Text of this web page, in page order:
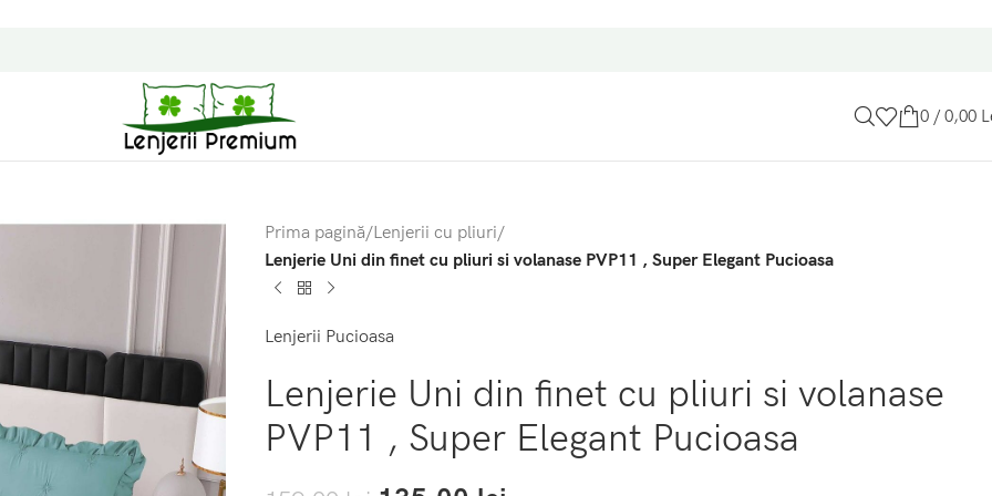
0 / 0,00
Prima pagină/Lenjerii cu pliuri/
Lenjerie Uni din finet cu pliuri si volanase PVP11 , Super Elegant Pucioasa
Lenjerii Pucioasa
Lenjerie Uni din finet cu pliuri si volanase
PVP11 , Super Elegant Pucioasa